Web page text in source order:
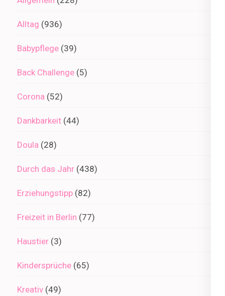
Alltag (936)
Babypflege (39)
Back Challenge (5)
Corona (52)
Dankbarkeit (44)
Doula (28)
Durch das Jahr (438)
Erziehungstipp (82)
Freizeit in Berlin (77)
Haustier (3)
Kindersprüche (65)
Kreativ (49)